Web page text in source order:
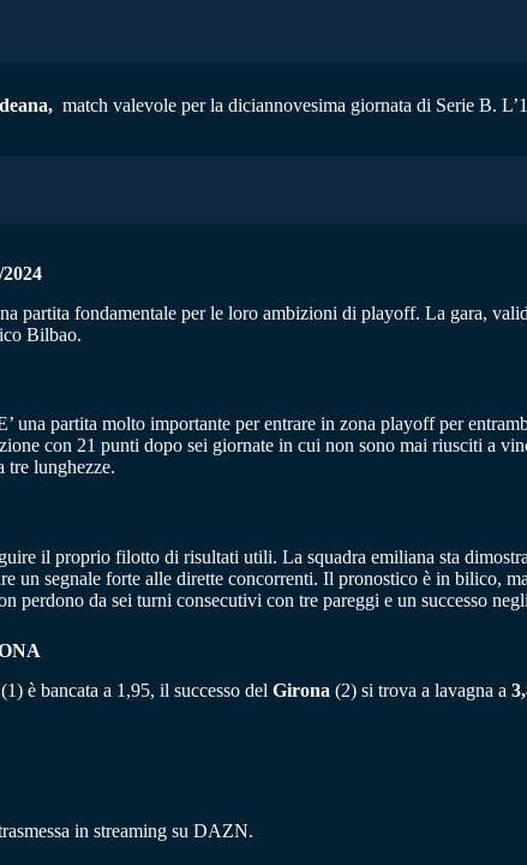
match valevole per la diciannovesima giornata di Serie B.
partita fondamentale per le loro ambizioni di playoff. La gara,
Bilbao.
una partita molto importante per entrare in zona playoff per
con 21 punti dopo sei giornate in cui non sono mai riusciti a
tre lunghezze.
il proprio filotto di risultati utili. La squadra emiliana sta
segnale forte alle dirette concorrenti. Il pronostico è in bilico,
perdono da sei turni consecutivi con tre pareggi e un successo
è bancata a 1,95, il successo del Girona (2) si trova a lavagna a
in streaming su DAZN.